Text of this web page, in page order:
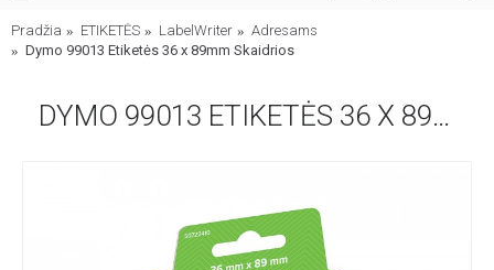
Pradžia ETIKETĖS LabelWriter
Adresams
Dymo 99013 Etiketės 36 x 89mm Skaidrios
DYMO 99013 ETIKETĖS 36 X 89MM SKAIDRIOS